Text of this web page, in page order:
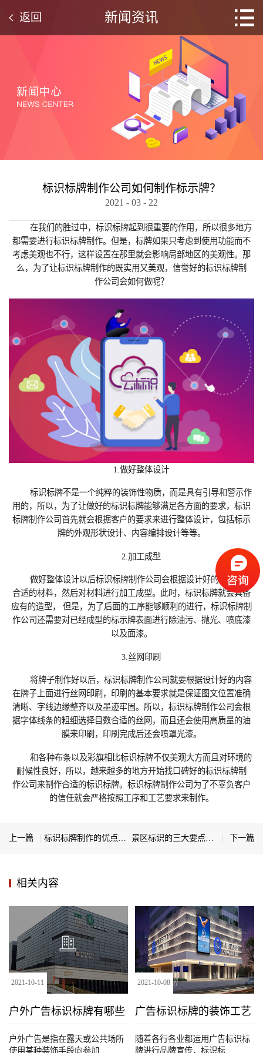
新闻资讯
返回
标识标牌制作‍公司如何制作标示牌？
2021 - 03 - 22
在我们的胜过中，标识标牌起到很重要的作用，所以很多地方
都需要进行标识标牌制作‍。但是，标牌如果只考虑到使用功能而不
考虑美观也不行，这样设置在那里就会影响局部地区的美观性。那
么，为了让标识标牌制作‍的既实用又美观，信誉好的标识标牌制
作‍公司会如何做呢？
1.做好整体设计
标识标牌不是一个纯粹的装饰性物质，而是具有引导和警示作
用的，所以，为了让做好的标识标牌能够满足各方面的要求，标识
标牌制作‍公司首先就会根据客户的要求来进行整体设计，包括标示
牌的外观形状设计、内容编排设计等等。
2.加工成型
做好整体设计以后标识标牌制作‍公司会根据设计好的造型选择
合适的材料，然后对材料进行加工成型。此时，标识标牌就会具备
应有的造型， 但是，为了后面的工序能够顺利的进行，标识标牌制
作‍公司还需要对已经成型的标示牌表面进行除油污、抛光、喷底漆
以及面漆。
3.丝网印刷
将牌子制作好以后，标识标牌制作‍公司就要根据设计好的内容
在牌子上面进行丝网印刷，印刷的基本要求就是保证图文位置准确
清晰、字线边缘整齐以及墨迹牢固。所以，标识标牌制作‍公司会根
据字体线条的粗细选择目数合适的丝网，而且还会使用高质量的油
膜来印刷，印刷完成后还会喷罩光漆。
和各种布条以及彩旗相比标识标牌不仅美观大方而且对环境的
耐候性良好，所以，越来越多的地方开始找口碑好的标识标牌制
作‍公司来制作合适的标识标牌。标识标牌制作‍公司为了不辜负客户
的信任就会严格按照工序和工艺要求来制作。
上一篇 下一篇
相关内容
户外广告标识标牌有哪些
种类
2021-10-11
户外广告是指在露天或公共场所
使用某种装饰手段向参加...
广告标识标牌的装饰工艺
2021-10-08
随着各行各业都运用广告标识标
牌进行品牌宣传，标识标...